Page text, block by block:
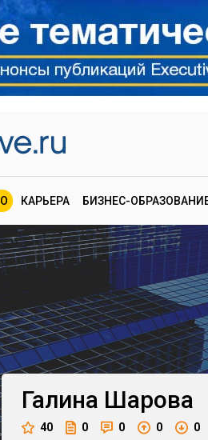
КАРЬЕРА БИЗНЕС-
Галина Шарова
40 0 0 0 0